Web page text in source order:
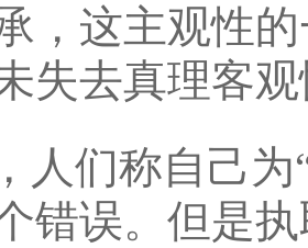
，这主观性
失去真理客
人们称自己
错误。但是